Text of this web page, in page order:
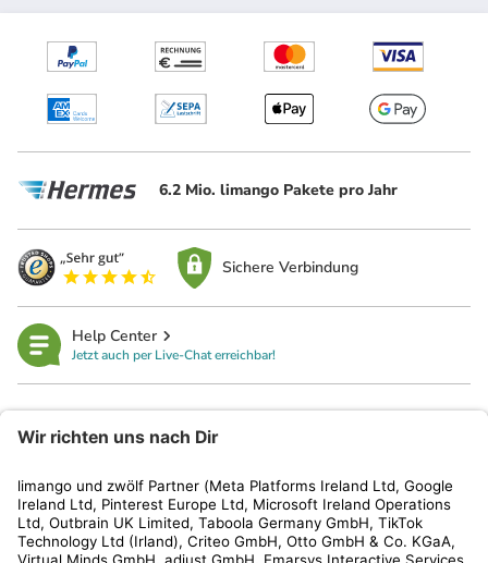
6.2 Mio. limango Pakete pro Jahr
Sichere Verbindung
Help Center
Jetzt auch per Live-Chat erreichbar!
Kundenservice